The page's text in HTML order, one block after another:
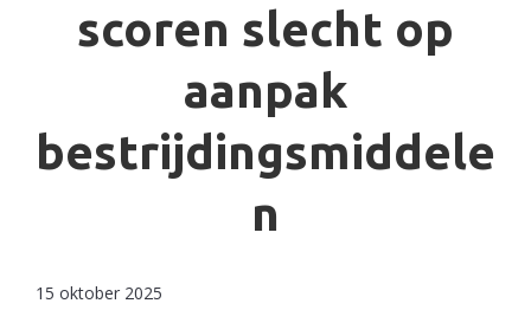
scoren slecht op
aanpak
bestrijdingsmiddele
n
15 oktober 2025